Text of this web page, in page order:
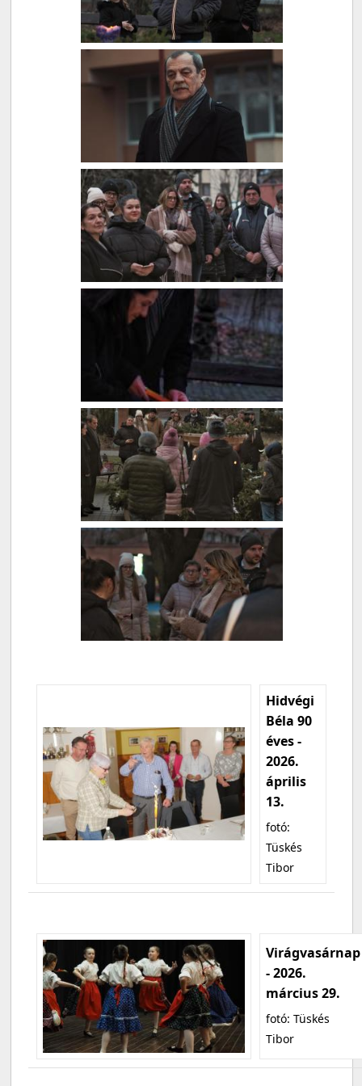
Hidvégi
Béla 90
éves -
2026.
április
13.
fotó:
Tüskés
Tibor
Virágvasárnap
- 2026.
március 29.
fotó: Tüskés
Tibor